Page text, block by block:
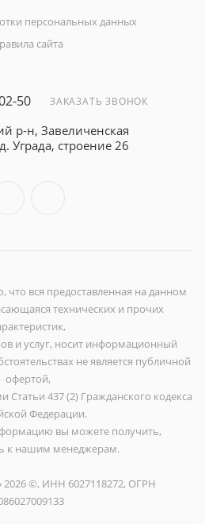
персональных данных
сайта
50 ЗАКАЗАТЬ ЗВОНОК
р-н, Завеличенская
Уграда, строение 26
вся предоставленная на данном
технических и прочих
и услуг, носит информационный
не является публичной
офертой,
437 (2) Гражданского кодекса
Федерации.
вы можете получить,
к нашим менеджерам.
©, ИНН 6027118272, ОГРН